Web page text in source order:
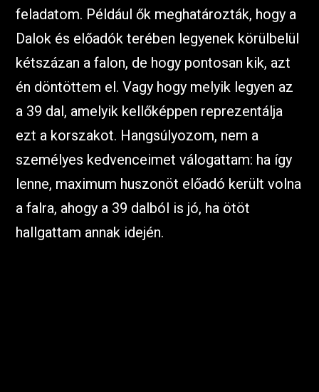
feladatom. Például ők meghatározták, hogy a
Dalok és előadók terében legyenek körülbelül
kétszázan a falon, de hogy pontosan kik, azt
én döntöttem el. Vagy hogy melyik legyen az
a 39 dal, amelyik kellőképpen reprezentálja
ezt a korszakot. Hangsúlyozom, nem a
személyes kedvenceimet válogattam: ha így
lenne, maximum huszonöt előadó került volna
a falra, ahogy a 39 dalból is jó, ha ötöt
hallgattam annak idején.